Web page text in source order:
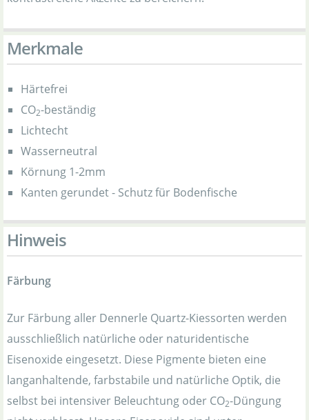
Merkmale
Härtefrei
CO2-beständig
Lichtecht
Wasserneutral
Körnung 1-2mm
Kanten gerundet - Schutz für Bodenfische
Hinweis
Färbung
Zur Färbung aller Dennerle Quartz-Kiessorten werden
ausschließlich natürliche oder naturidentische
Eisenoxide eingesetzt. Diese Pigmente bieten eine
langanhaltende, farbstabile und natürliche Optik, die
selbst bei intensiver Beleuchtung oder CO2-Düngung